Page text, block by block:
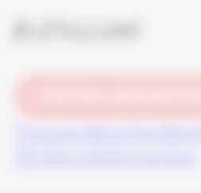
Bestellung